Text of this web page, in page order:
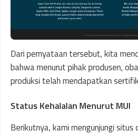
Dari pernyataan tersebut, kita
bahwa menurut pihak produsen,
produksi telah mendapatkan
Status Kehalalan Menurut MUI
Berikutnya, kami mengunjungi situs